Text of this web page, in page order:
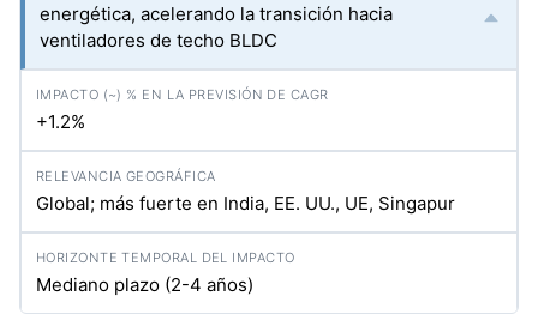
energética, acelerando la transición hacia
ventiladores de techo BLDC
+1.2%
Global; más fuerte en India, EE. UU., UE, Singapur
Mediano plazo (2-4 años)